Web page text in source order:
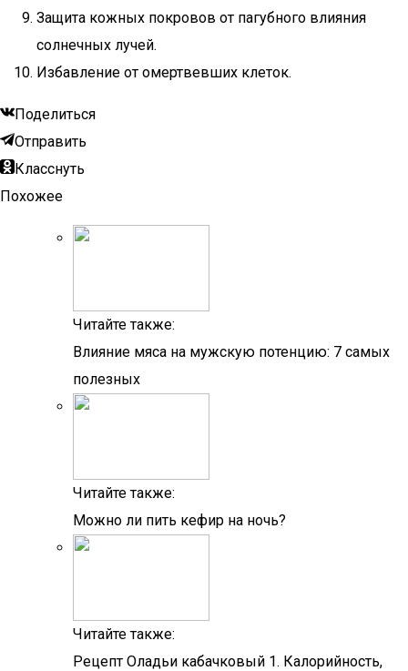
Защита кожных покровов от пагубного влияния
солнечных лучей.
Избавление от омертвевших клеток.
Поделиться
Отправить
Класснуть
Похожее
Читайте также:
Влияние мяса на мужскую потенцию: 7 самых
полезных
Читайте также:
Можно ли пить кефир на ночь?
Читайте также:
Рецепт Оладьи кабачковый 1. Калорийность,